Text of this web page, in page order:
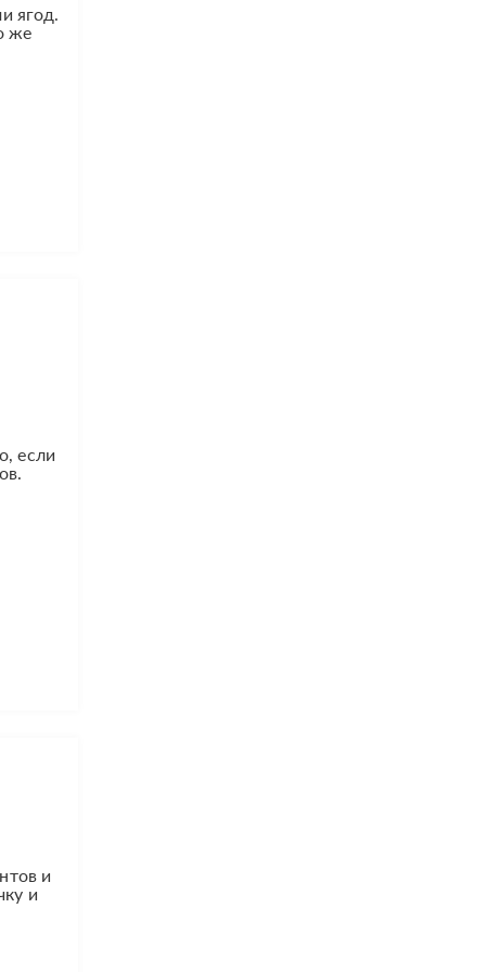
ягод.
же
если
и
и